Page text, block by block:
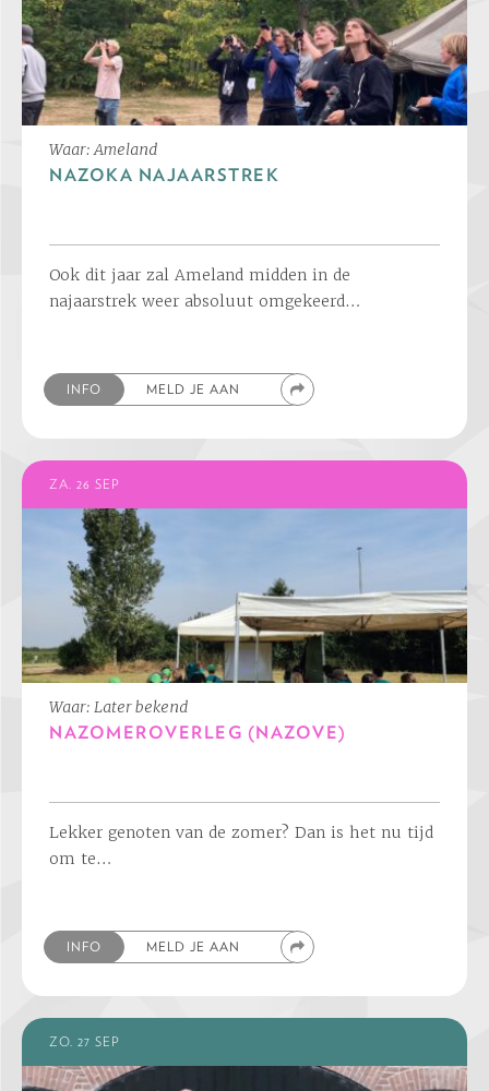
Waar: Ameland
NAZOKA NAJAARSTREK
Ook dit jaar zal Ameland midden in de
najaarstrek weer absoluut omgekeerd…
INFO MELD JE AAN
ZA. 26 SEP
Waar: Later bekend
NAZOMEROVERLEG (NAZOVE)
Lekker genoten van de zomer? Dan is het nu tijd
om te…
INFO MELD JE AAN
ZO. 27 SEP